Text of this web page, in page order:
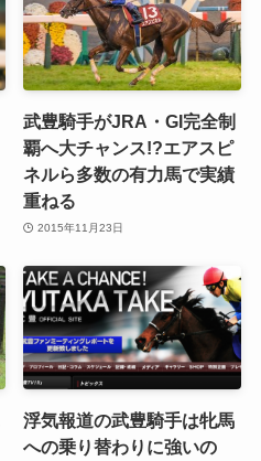
武豊騎手がJRA・GI完全制
覇へ大チャンス!?エアスピ
ネルら多数の有力馬で実績
重ねる
2015年11月23日
浮気報道の武豊騎手は牝馬
への乗り替わりに強いの